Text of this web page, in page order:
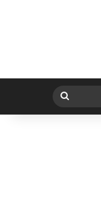
بحث
عن